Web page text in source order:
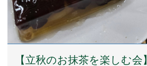
【立秋のお抹茶を楽しむ会】